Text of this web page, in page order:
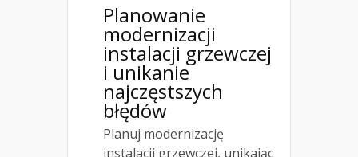
Planowanie
modernizacji
instalacji grzewczej
i unikanie
najczęstszych
błędów
Planuj modernizację
instalacji grzewczej, unikając